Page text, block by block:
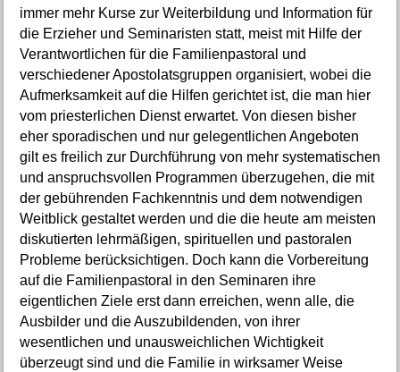
immer mehr Kurse zur Weiterbildung und Information für
die Erzieher und Seminaristen statt, meist mit Hilfe der
Verantwortlichen für die Familienpastoral und
verschiedener Apostolatsgruppen organisiert, wobei die
Aufmerksamkeit auf die Hilfen gerichtet ist, die man hier
vom priesterlichen Dienst erwartet. Von diesen bisher
eher sporadischen und nur gelegentlichen Angeboten
gilt es freilich zur Durchführung von mehr systematischen
und anspruchsvollen Programmen überzugehen, die mit
der gebührenden Fachkenntnis und dem notwendigen
Weitblick gestaltet werden und die die heute am meisten
diskutierten lehrmäßigen, spirituellen und pastoralen
Probleme berücksichtigen. Doch kann die Vorbereitung
auf die Familienpastoral in den Seminaren ihre
eigentlichen Ziele erst dann erreichen, wenn alle, die
Ausbilder und die Auszubildenden, von ihrer
wesentlichen und unausweichlichen Wichtigkeit
überzeugt sind und die Familie in wirksamer Weise